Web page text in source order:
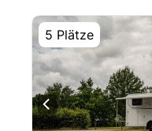
5 Plätze